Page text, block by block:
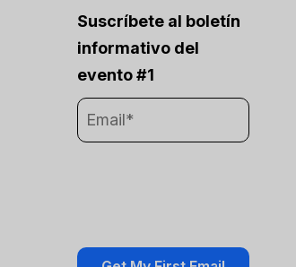
Suscríbete al boletín
informativo del
evento #1